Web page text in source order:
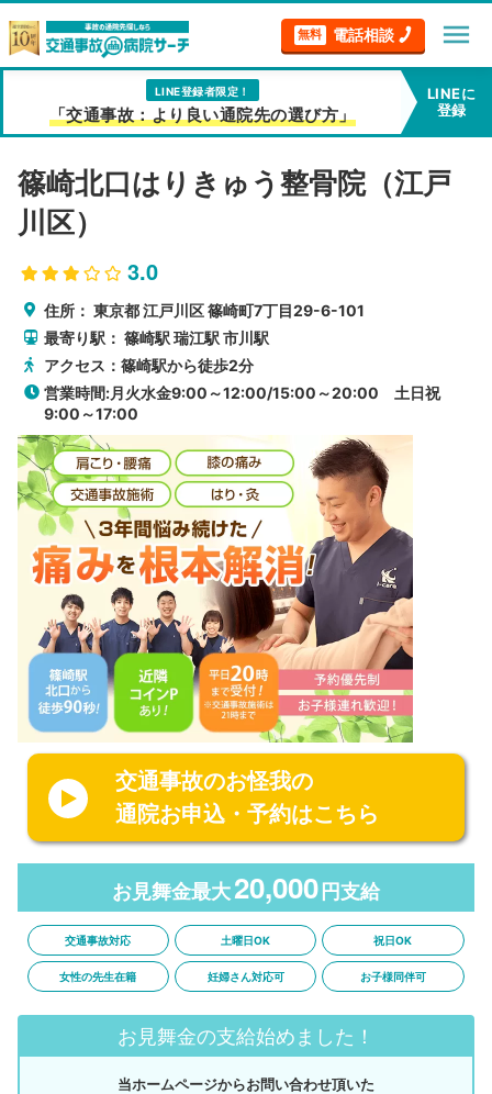
無料 電話相談 menu
LINE登録者限定！
「交通事故：より良い通院先の選び方」
LINEに
登録
篠崎北口はりきゅう整骨院（江戸
川区）
3.0
住所：東京都江戸川区篠崎町7丁目29-6-101
最寄り駅：篠崎駅 瑞江駅 市川駅
アクセス：篠崎駅から徒歩2分
営業時間:月火水金9:00～12:00/15:00～20:00 土日祝
9:00～17:00
交通事故のお怪我の
通院お申込・予約はこちら
お見舞金最大20,000 円支給
交通事故対応 土曜日OK 祝日OK
女性の先生在籍 妊婦さん対応可 お子様同伴可
お見舞金の支給始めました！
当ホームページからお問い合わせ頂いた